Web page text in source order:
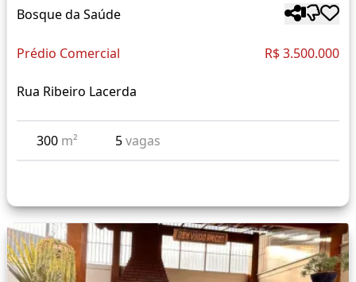
Bosque da Saúde
Prédio Comercial R$ 3.500.000
Rua Ribeiro Lacerda
300 m² 5vagas